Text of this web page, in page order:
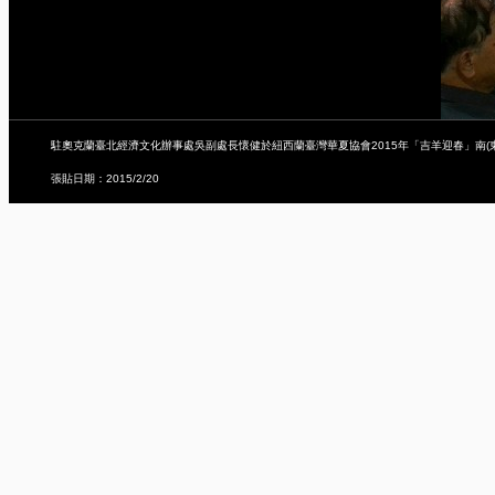
駐奧克蘭臺北經濟文化辦事處吳副處長懷健於紐西蘭臺灣華夏協會2015年「吉羊迎春」南(
張貼日期：2015/2/20